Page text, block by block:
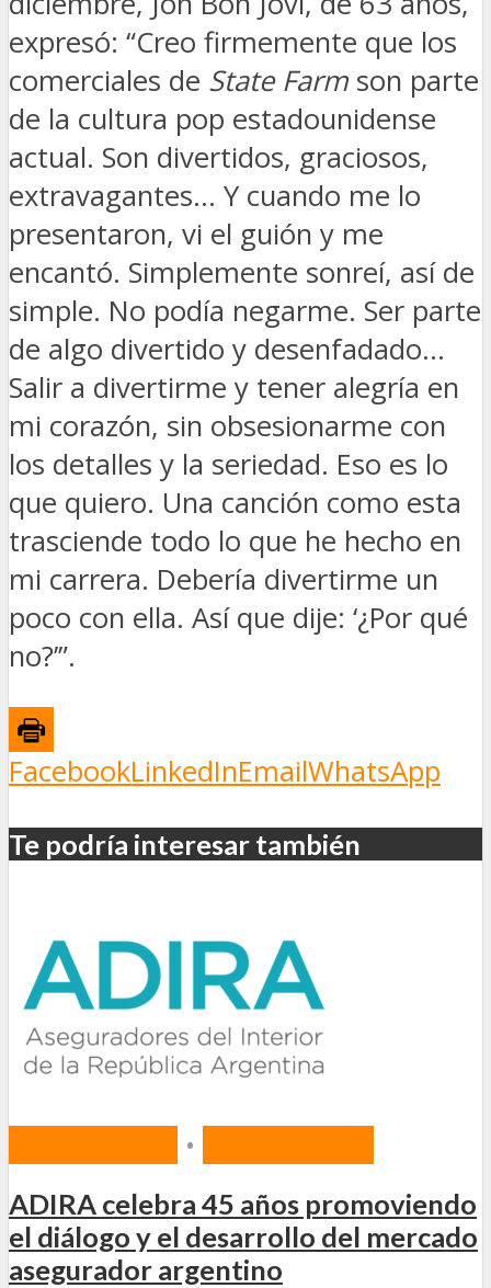
expresó: “Creo firmemente que los
comerciales de State Farm son parte
de la cultura pop estadounidense
actual. Son divertidos, graciosos,
extravagantes… Y cuando me lo
presentaron, vi el guión y me
encantó. Simplemente sonreí, así de
simple. No podía negarme. Ser parte
de algo divertido y desenfadado…
Salir a divertirme y tener alegría en
mi corazón, sin obsesionarme con
los detalles y la seriedad. Eso es lo
que quiero. Una canción como esta
trasciende todo lo que he hecho en
mi carrera. Debería divertirme un
poco con ella. Así que dije: ‘¿Por qué
no?’”.
FacebookLinkedInEmailWhatsApp
Te podría interesar también
•
ADIRA celebra 45 años promoviendo
el diálogo y el desarrollo del mercado
asegurador argentino